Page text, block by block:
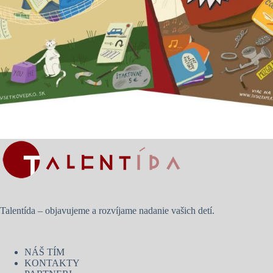
Talentída – objavujeme a rozvíjame nadanie vašich detí.
NÁŠ TÍM
KONTAKTY